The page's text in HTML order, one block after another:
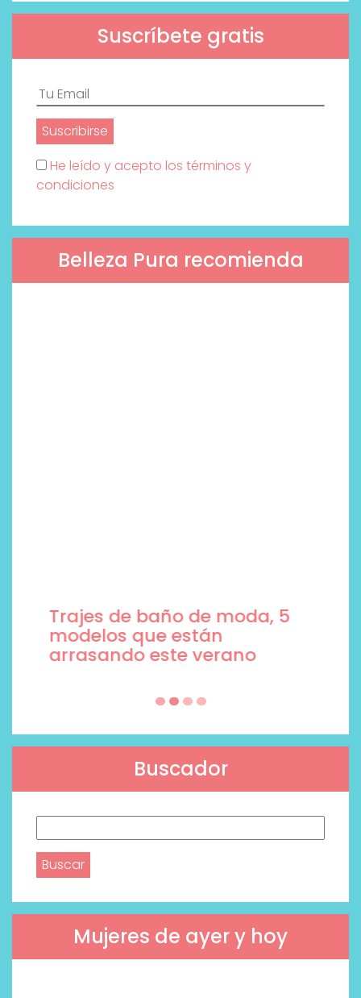
Suscríbete gratis
He leído y acepto los términos y
condiciones
Belleza Pura recomienda
Trajes de baño de moda, 5
modelos que están
arrasando este verano
Buscador
Mujeres de ayer y hoy